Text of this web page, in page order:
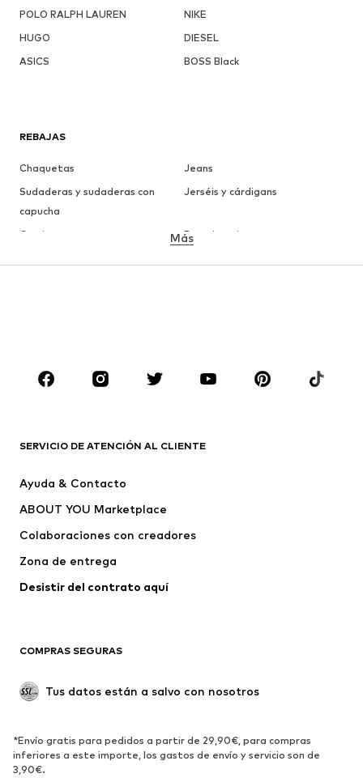
POLO RALPH LAUREN
NIKE
HUGO
DIESEL
ASICS
BOSS Black
REBAJAS
Chaquetas
Jeans
Sudaderas y sudaderas con
capucha
Jerséis y cárdigans
Camisetas
Ropa interior
ROPA
Camisetas
Jeans
Pantalones
Ropa interior
Jerséis y cárdigans
Trajes y chaquetas
Ropa de baño
Nuevo
Tendencia
Zapatos bajos
Zapatos deportivos
Zapatos abiertos
Más
SERVICIO DE ATENCIÓN AL CLIENTE
Ayuda & Contacto
ABOUT YOU Marketplace
Colaboraciones con creadores
Zona de entrega
Desistir del contrato aquí
COMPRAS SEGURAS
Tus datos están a salvo con nosotros
*Envío gratis para pedidos a partir de 29,90€, para compras
inferiores a este importe, los gastos de envío y servicio son de
3,90€.